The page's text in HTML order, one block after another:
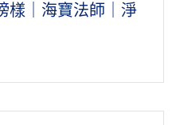
樣｜海寶法師｜淨